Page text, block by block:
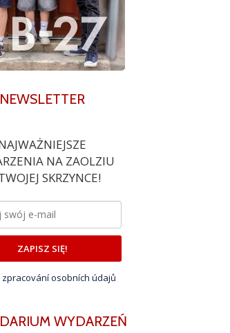
NEWSLETTER
NA ZAOLZIU
SKRZYNCE!
ZAPISZ SIĘ!
zpracování osobních údajů
WYDARZEŃ